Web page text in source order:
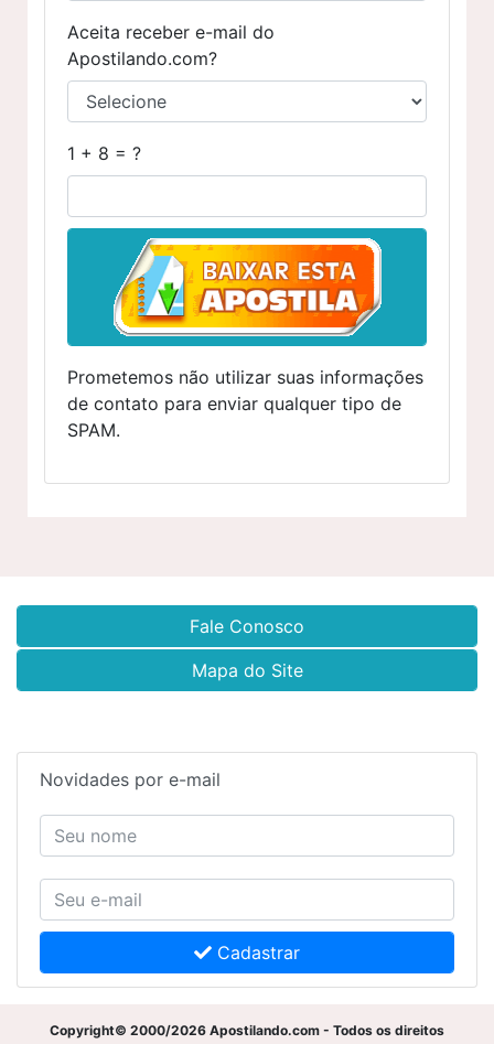
Aceita receber e-mail do
Apostilando.com?
1 + 8 = ?
Prometemos não utilizar suas informações
de contato para enviar qualquer tipo de
SPAM.
Fale Conosco
Mapa do Site
Novidades por e-mail
Cadastrar
Copyright© 2000/2026 Apostilando.com - Todos os direitos